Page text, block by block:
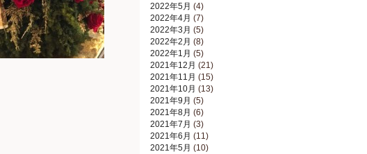
2022年5月 (4)
2022年4月 (7)
2022年3月 (5)
2022年2月 (8)
2022年1月 (5)
2021年12月 (21)
2021年11月 (15)
2021年10月 (13)
2021年9月 (5)
2021年8月 (6)
2021年7月 (3)
2021年6月 (11)
2021年5月 (10)